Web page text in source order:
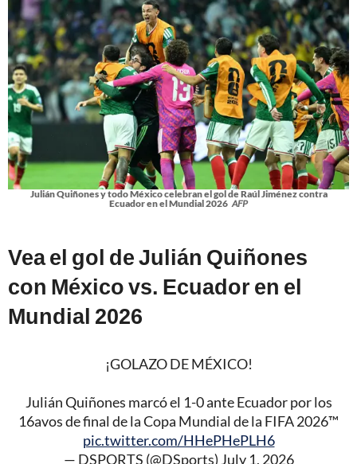
Julián Quiñones y todo México celebran el gol de Raúl Jiménez contra
Ecuador en el Mundial 2026 AFP
Vea el gol de Julián Quiñones
con México vs. Ecuador en el
Mundial 2026
¡GOLAZO DE MÉXICO!
Julián Quiñones marcó el 1-0 ante Ecuador por los
16avos de final de la Copa Mundial de la FIFA 2026™
pic.twitter.com/HHePHePLH6
— DSPORTS (@DSports) July 1, 2026